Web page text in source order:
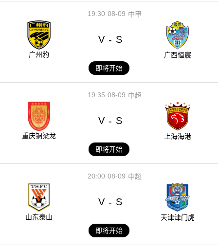
08-09
19:30 中甲
广州豹
V - S
广西恒宸
即将开始
08-09
19:35 中超
重庆铜梁龙
V - S
上海海港
即将开始
08-09
20:00 中超
山东泰山
V - S
天津津门虎
即将开始